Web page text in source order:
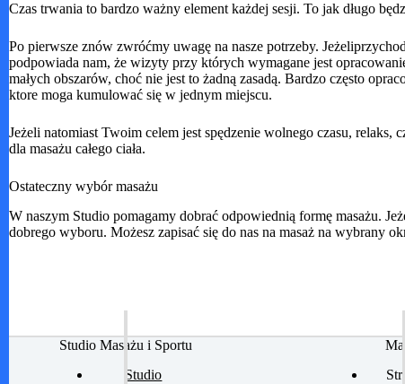
Czas trwania to bardzo ważny element każdej sesji. To jak długo
Po pierwsze znów zwróćmy uwagę na nasze potrzeby.
podpowiada nam, że wizyty przy których wymagane jest
małych obszarów, choć nie jest to żadną zasadą. Bardzo często
ktore moga kumulować się w jednym miejscu.
Jeżeli natomiast Twoim celem jest spędzenie wolnego czasu, relaks,
dla masażu całego ciała.
Ostateczny wybór masażu
W naszym Studio pomagamy dobrać odpowiednią formę masażu.
dobrego wyboru. Możesz zapisać się do nas na masaż na wybrany
Studio Masażu i Sportu
Studio